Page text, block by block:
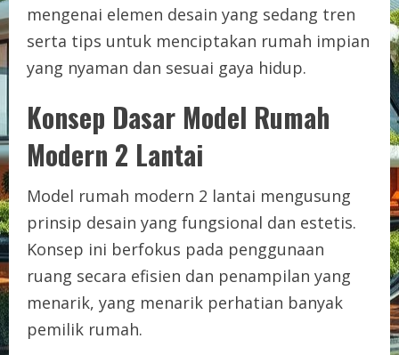
mengenai elemen desain yang sedang tren
serta tips untuk menciptakan rumah impian
yang nyaman dan sesuai gaya hidup.
Konsep Dasar Model Rumah
Modern 2 Lantai
Model rumah modern 2 lantai mengusung
prinsip desain yang fungsional dan estetis.
Konsep ini berfokus pada penggunaan
ruang secara efisien dan penampilan yang
menarik, yang menarik perhatian banyak
pemilik rumah.